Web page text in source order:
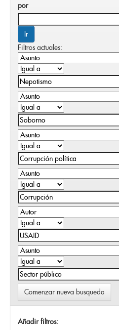
por
Filtros actuales:
Comenzar nueva busqueda
Añadir filtros: